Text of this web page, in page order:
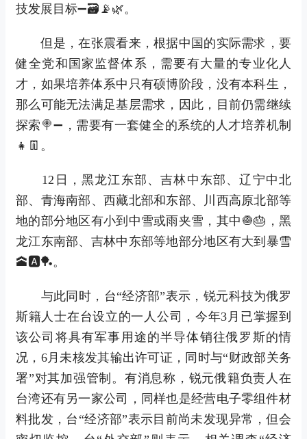
技发展目标➖🗃📡🌿。
但是，在张震看来，根据中国的实际需求，要
健全党和国家监督体系，需要有大量的专业化人
才，如果培养体系中只有硕博阶段，没有本科生，
那么可能无法满足基层需求，因此，目前仍需继续
探索🍭➖，需要有一套健全的系统的人才培养机制
👧👖。
12日，黑龙江东部、吉林中东部、辽宁中北
部、青海南部、西藏北部和东部、川西高原北部等
地的部分地区有小到中雪或雨夹雪，其中🧅🎂，黑
龙江东南部、吉林中东部等地部分地区有大到暴雪
🕋🅰🏓。
与此同时，台“经济部”表示，锐元科技为俄罗
斯籍人士在台设立的一人公司，今年3月已掌握到
该公司将具有军事用途的半导体销往俄罗斯的情
况，6月未核发其输出许可证，同时与“财政部关务
署”对其加强管制。有消息称，锐元俄籍负责人在
台湾还有另一家公司，同样也是经营电子零组件材
料批发，台“经济部”表示目前尚未发现异常，但会